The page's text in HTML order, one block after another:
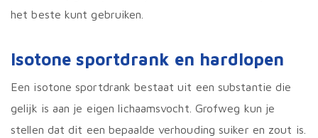
het beste kunt gebruiken.
Isotone sportdrank en hardlopen
Een isotone sportdrank bestaat uit een substantie die
gelijk is aan je eigen lichaamsvocht. Grofweg kun je
stellen dat dit een bepaalde verhouding suiker en zout is.